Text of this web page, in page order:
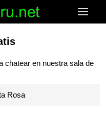
chatear en nuestra sala de
Rosa